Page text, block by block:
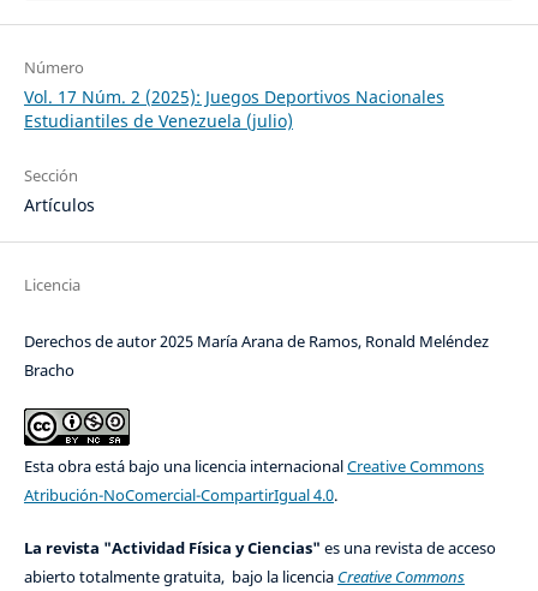
Número
Vol. 17 Núm. 2 (2025): Juegos Deportivos Nacionales
Estudiantiles de Venezuela (julio)
Sección
Artículos
Licencia
Derechos de autor 2025 María Arana de Ramos, Ronald Meléndez
Bracho
Esta obra está bajo una licencia internacionalCreative Commons
Atribución-NoComercial-CompartirIgual 4.0.
La revista "Actividad Física y Ciencias" es una revista de acceso
abierto totalmente gratuita, bajo la licencia Creative Commons